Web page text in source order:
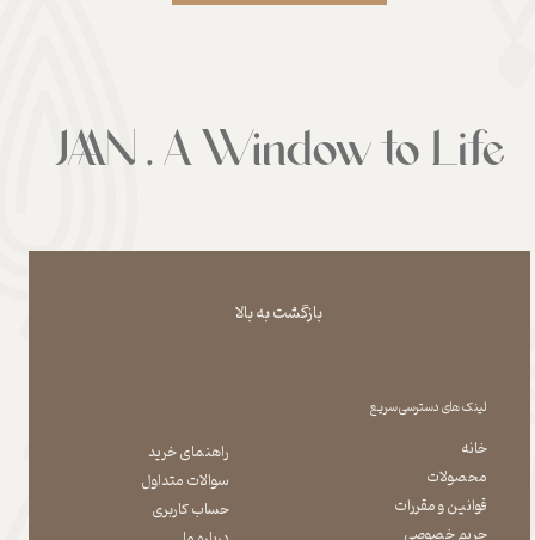
بازگشت به بالا
لینک های دسترسی سریع
خانه
محصولات
قوانین و مقررات
حریم خصوصی
راهنمای خرید
سوالات متداول
حساب کاربری